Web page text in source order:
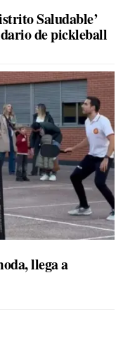
Saludable’
de pickleball
llega a